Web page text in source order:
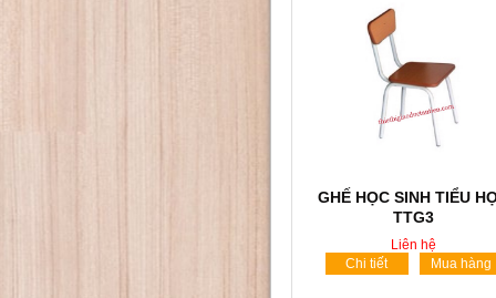
GHẾ HỌC SINH TIỂU
TTG3
Liên hệ
Chi tiết
Mua hàng